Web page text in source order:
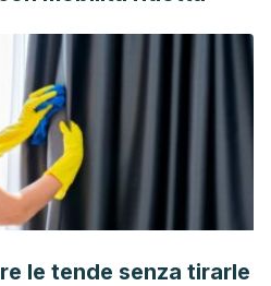
medical-tests/cerebral-
y fundamentos de las
en el diagnóstico de la
Revecuatneurol 2004;13(1-
wp-
Descripción-y-Fundamentos-de-
Vasculares-en-el-Diagnóstico-
le tende senza tirarle